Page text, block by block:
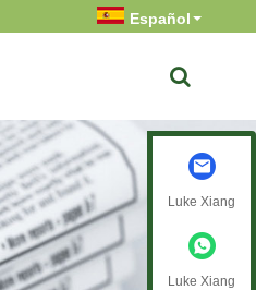
Español
Luke Xiang
Luke Xiang